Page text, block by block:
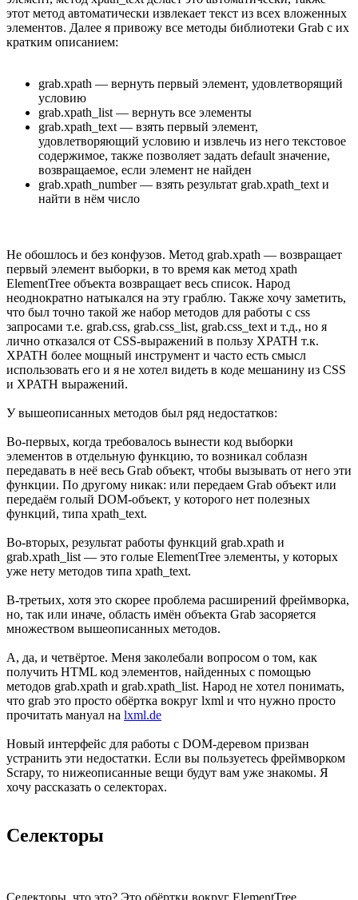
этот метод автоматически извлекает текст из всех вложенных
элементов. Далее я привожу все методы библиотеки Grab с их
кратким описанием:
grab.xpath — вернуть первый элемент, удовлетворящий
условию
grab.xpath_list — вернуть все элементы
grab.xpath_text — взять первый элемент,
удовлетворяющий условию и извлечь из него текстовое
содержимое, также позволяет задать default значение,
возвращаемое, если элемент не найден
grab.xpath_number — взять результат grab.xpath_text и
найти в нём число
Не обошлось и без конфузов. Метод grab.xpath — возвращает
первый элемент выборки, в то время как метод xpath
ElementTree объекта возвращает весь список. Народ
неоднократно натыкался на эту граблю. Также хочу заметить,
что был точно такой же набор методов для работы с css
запросами т.е. grab.css, grab.css_list, grab.css_text и т.д., но я
лично отказался от CSS-выражений в пользу XPATH т.к.
XPATH более мощный инструмент и часто есть смысл
использовать его и я не хотел видеть в коде мешанину из CSS
и XPATH выражений.
У вышеописанных методов был ряд недостатков:
Во-первых, когда требовалось вынести код выборки
элементов в отдельную функцию, то возникал соблазн
передавать в неё весь Grab объект, чтобы вызывать от него эти
функции. По другому никак: или передаем Grab объект или
передаём голый DOM-объект, у которого нет полезных
функций, типа xpath_text.
Во-вторых, результат работы функций grab.xpath и
grab.xpath_list — это голые ElementTree элементы, у которых
уже нету методов типа xpath_text.
В-третьих, хотя это скорее проблема расширений фреймворка,
но, так или иначе, область имён объекта Grab засоряется
множеством вышеописанных методов.
А, да, и четвёртое. Меня заколебали вопросом о том, как
получить HTML код элементов, найденных с помощью
методов grab.xpath и grab.xpath_list. Народ не хотел понимать,
что grab это просто обёртка вокруг lxml и что нужно просто
прочитать мануал на lxml.de
Новый интерфейс для работы с DOM-деревом призван
устранить эти недостатки. Если вы пользуетесь фреймворком
Scrapy, то нижеописанные вещи будут вам уже знакомы. Я
хочу рассказать о селекторах.
Селекторы